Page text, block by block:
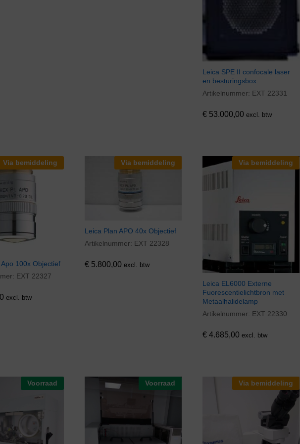
Leica SPE II confocale laser
en besturingsbox
Artikelnummer: EXT 22331
€53.000,00 excl. btw
€53.000,00
Via bemiddeling
100x Objectief
EXT 22327
excl. btw
Via bemiddeling
Leica Plan APO 40x Objectief
Artikelnummer: EXT 22328
€5.800,00 excl. btw
€5.800,00
Via bemiddeling
Leica EL6000 Externe
Fuorescentielichtbron met
Metaalhalidelamp
Artikelnummer: EXT 22330
€4.685,00 excl. btw
€4.685,00
Voorraad Voorraad Via bemiddeling